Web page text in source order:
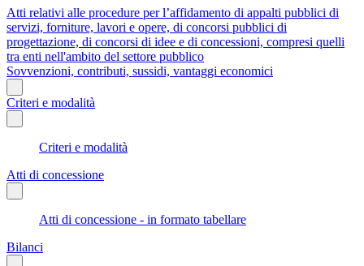
Atti relativi alle procedure per l’affidamento di appalti pubblici di
servizi, forniture, lavori e opere, di concorsi pubblici di
progettazione, di concorsi di idee e di concessioni, compresi quelli
tra enti nell'ambito del settore pubblico
Sovvenzioni, contributi, sussidi, vantaggi economici
Criteri e modalità
Criteri e modalità
Atti di concessione
Atti di concessione - in formato tabellare
Bilanci